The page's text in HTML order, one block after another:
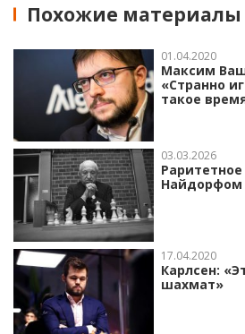
Похожие материалы
01.04.2020
Максим
«Странно
такое
03.03.2026
Найдорфом
17.04.2020
Карлсен:
шахмат»